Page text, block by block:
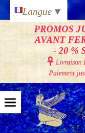
PROMOS
AVANT
- 20 %
 Livraison
Paiement
Langue ▼
Panneau de gestion des